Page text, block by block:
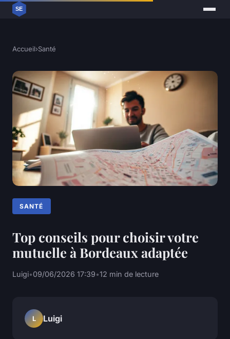
Accueil›Santé
SANTÉ
Top conseils pour choisir votre
mutuelle à Bordeaux adaptée
Luigi•09/06/2026 17:39•12 min de lecture
L Luigi